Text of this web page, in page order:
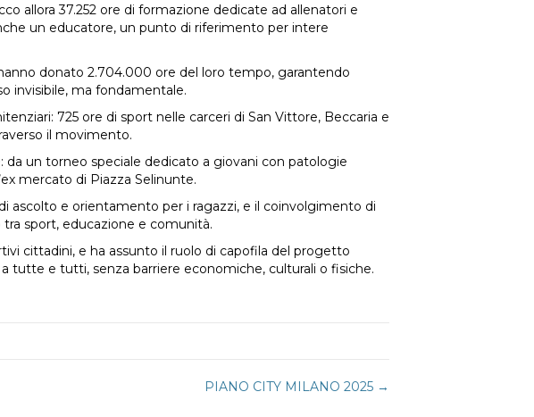
allora 37.252 ore di formazione dedicate ad allenatori e
un educatore, un punto di riferimento per intere
donato 2.704.000 ore del loro tempo, garantendo
invisibile, ma fondamentale.
725 ore di sport nelle carceri di San Vittore, Beccaria e
il movimento.
un torneo speciale dedicato a giovani con patologie
mercato di Piazza Selinunte.
ascolto e orientamento per i ragazzi, e il coinvolgimento di
sport, educazione e comunità.
cittadini, e ha assunto il ruolo di capofila del progetto
tutte e tutti, senza barriere economiche, culturali o fisiche.
PIANO CITY MILANO 2025 →